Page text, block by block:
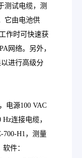
测试电缆，测
它由电池供
作时可快速获
网络。另外，
以进行高级分
电源100 VAC
连接电缆，
700-H1，测量
件：